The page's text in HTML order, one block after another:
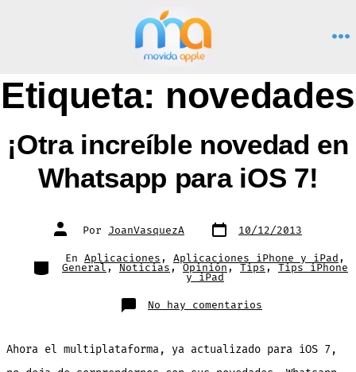
Etiqueta: novedades
¡Otra increíble novedad en
Whatsapp para iOS 7!
Autor
de
entrada
Por JoanVasquezA Fecha
de 10/12/2013
Categorías
En Aplicaciones , Aplicaciones iPhone y iPad ,
General , Noticias ,Opinión , Tips , Tips iPhone
y iPad
No hay comentarios
¡Otra
Whatsapp
Ahora el multiplataforma, ya actualizado para iOS 7,